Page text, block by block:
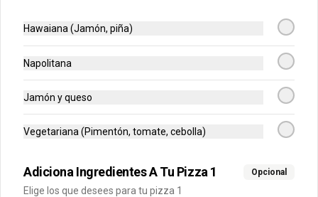
$37.500
Grande Premium
Fuego, Carnes, Tres Quesos)
Hawaiana (Jamón, piña)
Napolitana
Jamón y queso
Vegetariana (Pimentón, tomate, cebolla)
Adiciona Ingredientes A Tu Pizza 1 Opcional
Elige los que desees para tu pizza 1